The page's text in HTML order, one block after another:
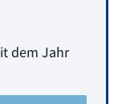
dem Jahr